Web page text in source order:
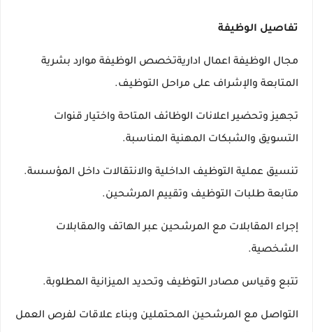
تفاصيل الوظيفة
مجال الوظيفة اعمال اداريةتخصص الوظيفة موارد بشرية
المتابعة والإشراف على مراحل التوظيف.
تجهيز وتحضير اعلانات الوظائف المتاحة واختيار قنوات
التسويق والشبكات المهنية المناسبة.
تنسيق عملية التوظيف الداخلية والانتقالات داخل المؤسسة.
متابعة طلبات التوظيف وتقييم المرشحين.
إجراء المقابلات مع المرشحين عبر الهاتف والمقابلات
الشخصية.
تتبع وقياس مصادر التوظيف وتحديد الميزانية المطلوبة.
التواصل مع المرشحين المحتملين وبناء علاقات لفرص العمل